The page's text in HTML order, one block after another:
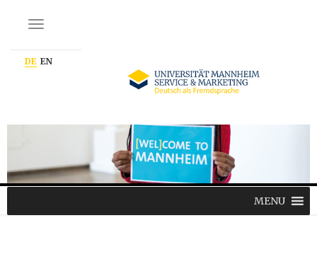
NAVIGATION EIN-/AUSSCHALTEN
DE EN
MENU